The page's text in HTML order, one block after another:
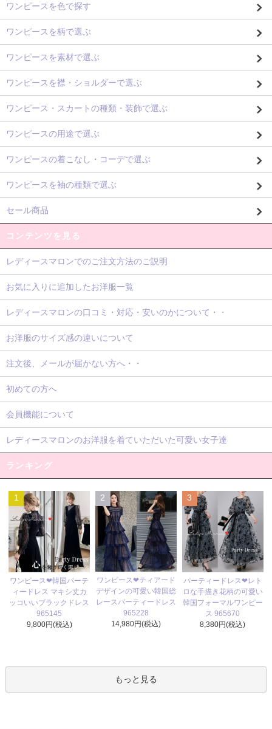
ワンピースを色で探す
ワンピースを柄で選ぶ
ワンピースを素材で選ぶ
ワンピースを襟・ショルダーで選ぶ
ワンピース・スカートの種類・装飾で選ぶ
ワンピースの用途で選ぶ
ワンピースの着こなし・コーデで選ぶ
ワンピースを袖の種類で選ぶ
セール商品
コンテンツを見る
レディースマロンでのご注文方法のご説明
お気に入りに追加したお洋服一覧
レディースマロンの口コミ・対応・安いのかについて・・
お洋服のサイズ感の違いについて
注文後、メールが届かない方へ・・
初めての方へ
会員機能について
レディースマロンのお洋服を着ていただいた可愛い女子達
ランキング
1
ワンピース❤韓国パーテ
ィードレス マキシ丈カ
ッコいいブラックドレス
965145
9,800円(税込)
2
ワンピース❤ティアード
デザインの可愛い韓国総
レースパーティードレス
965228
14,980円(税込)
3
パーティードレス❤レト
ロな手描き花柄の可愛い
韓国フォーマルワンピー
ス 965670
8,380円(税込)
もっと見る